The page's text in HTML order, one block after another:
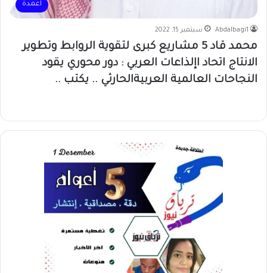
اعمدة
Abdalbagi1 سبتمبر 15, 2022
محمد قاد 5 مشاريع كبرى لتقوية الروابط وتطوير
الانتاج اتحاد اإلذاعات العربي : دور محوري يقود
النجاحات العالمية العربيةالحارثي .. يكتب ..